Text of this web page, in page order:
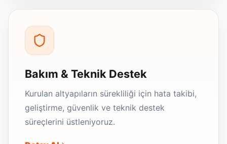
Bakım & Teknik Destek
Kurulan altyapıların sürekliliği için hata takibi,
geliştirme, güvenlik ve teknik destek
süreçlerini üstleniyoruz.